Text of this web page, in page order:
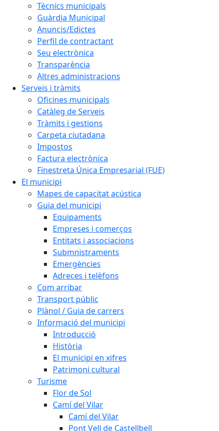
Tècnics municipals
Guàrdia Municipal
Anuncis/Edictes
Perfil de contractant
Seu electrònica
Transparència
Altres administracions
Serveis i tràmits
Oficines municipals
Catàleg de Serveis
Tràmits i gestions
Carpeta ciutadana
Impostos
Factura electrònica
Finestreta Única Empresarial (FUE)
El municipi
Mapes de capacitat acústica
Guia del municipi
Equipaments
Empreses i comerços
Entitats i associacions
Submnistraments
Emergències
Adreces i telèfons
Com arribar
Transport públic
Plànol / Guia de carrers
Informació del municipi
Introducció
Història
El municipi en xifres
Patrimoni cultural
Turisme
Flor de Sol
Camí del Vilar
Camí del Vilar
Pont Vell de Castellbell